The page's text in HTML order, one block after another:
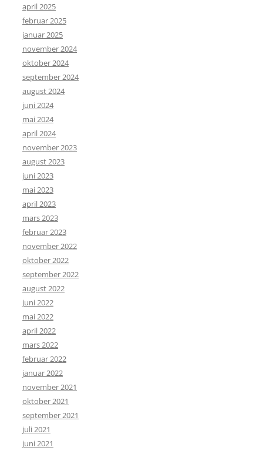
april 2025
februar 2025
januar 2025
november 2024
oktober 2024
september 2024
august 2024
juni 2024
mai 2024
april 2024
november 2023
august 2023
juni 2023
mai 2023
april 2023
mars 2023
februar 2023
november 2022
oktober 2022
september 2022
august 2022
juni 2022
mai 2022
april 2022
mars 2022
februar 2022
januar 2022
november 2021
oktober 2021
september 2021
juli 2021
juni 2021